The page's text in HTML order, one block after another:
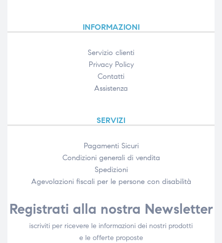
INFORMAZIONI
Servizio clienti
Privacy Policy
Contatti
Assistenza
SERVIZI
Pagamenti Sicuri
Condizioni generali di vendita
Spedizioni
Agevolazioni fiscali per le persone con disabilità​
Registrati alla nostra Newsletter
iscriviti per ricevere le informazioni dei nostri prodotti
e le offerte proposte